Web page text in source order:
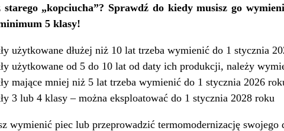
starego „kopciucha”? Sprawdź do kiedy musisz go
5 klasy!
użytkowane dłużej niż 10 lat trzeba wymienić do 1 stycznia
użytkowane od 5 do 10 lat od daty ich produkcji, należy
mające mniej niż 5 lat trzeba wymienić do 1 stycznia 2026
3 lub 4 klasy – można eksploatować do 1 stycznia 2028 roku
wymienić piec lub przeprowadzić termomodernizację